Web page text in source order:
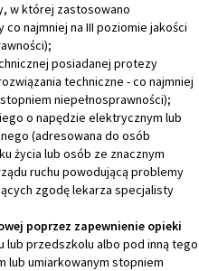
w której zastosowano
najmniej na III poziomie jakości
posiadanej protezy
techniczne - co najmniej
niepełnosprawności);
o napędzie elektrycznym lub
(adresowana do osób
życia lub osób ze znacznym
ruchu powodującą problemy
zgodę lekarza specjalisty
poprzez zapewnienie opieki
lub przedszkolu albo pod inną tego
lub umiarkowanym stopniem